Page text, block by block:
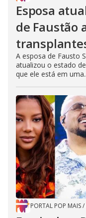
Esposa
de Faustão
A esposa de Fausto
atualizou o estado
que ele está em
PORTAL POP MAIS/